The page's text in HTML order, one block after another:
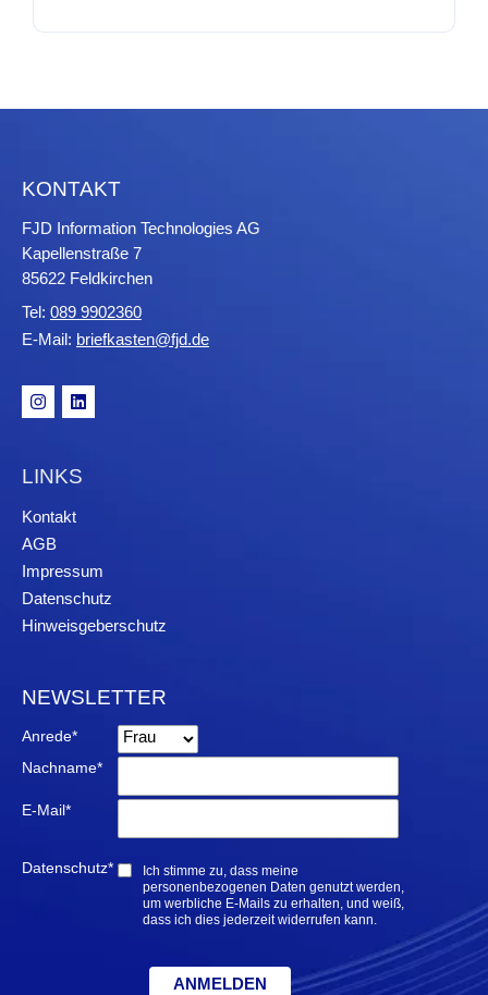
e
r
KONTAKT
FJD Information Technologies AG
Kapellenstraße 7
85622 Feldkirchen
Tel: 089 9902360
E-Mail: briefkasten@fjd.de
LINKS
Kontakt
AGB
Impressum
Datenschutz
Hinweisgeberschutz
NEWSLETTER
Anrede*
Nachname*
E-Mail*
Datenschutz*
Ich stimme zu, dass meine
personenbezogenen Daten genutzt werden,
um werbliche E-Mails zu erhalten, und weiß,
dass ich dies jederzeit widerrufen kann.
ANMELDEN